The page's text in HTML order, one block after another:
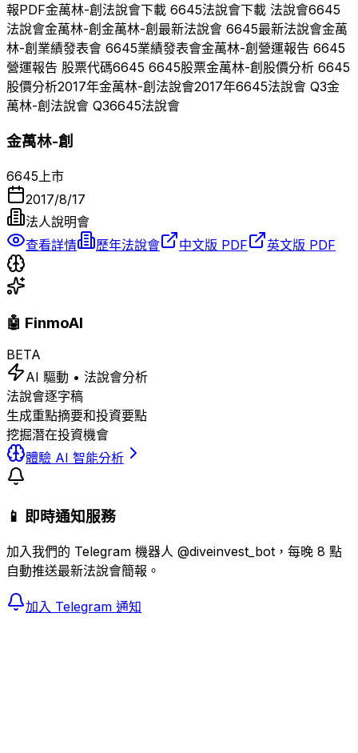
報PDF金萬林-創法說會下載 6645法說會下載 法說會6645
法說會金萬林-創金萬林-創最新法說會 6645最新法說會金萬
林-創業績發表會 6645業績發表會金萬林-創營運報告 6645
營運報告 股票代碼6645 6645股票金萬林-創股價分析 6645
股價分析2017年金萬林-創法說會2017年6645法說會 Q3金
萬林-創法說會 Q36645法說會
金萬林-創
6645上市
2017/8/17
法人說明會
查看詳情
歷年法說會 中文版 PDF 英文版 PDF
🤖 FinmoAI
BETA
AI 驅動 • 法說會分析
法說會逐字稿
生成重點摘要和投資要點
挖掘潛在投資機會
體驗 AI 智能分析
📱 即時通知服務
加入我們的 Telegram 機器人 @diveinvest_bot，每晚 8 點
自動推送最新法說會簡報。
加入 Telegram 通知